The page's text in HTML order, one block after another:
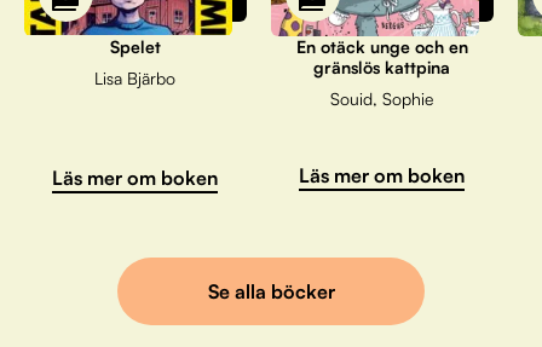
Spelet
Lisa Bjärbo
Läs mer om boken
En otäck unge och en
gränslös kattpina
Souid, Sophie
Läs mer om boken
Se alla böcker